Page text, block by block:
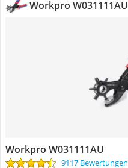
Workpro W031111AU
Workpro W031111AU
9117 Bewertungen